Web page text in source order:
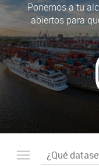
Ponemos a tu
abiertos para